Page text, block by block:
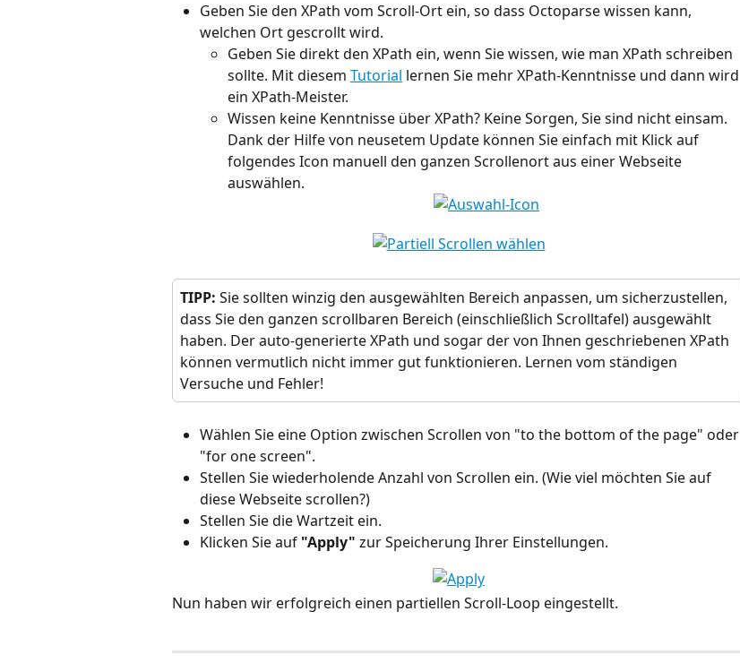
Geben Sie den XPath vom Scroll-Ort ein, so dass Octoparse wissen kann,
welchen Ort gescrollt wird.
Geben Sie direkt den XPath ein, wenn Sie wissen, wie man XPath schreiben
sollte. Mit diesem Tutorial lernen Sie mehr XPath-Kenntnisse und dann wird
ein XPath-Meister.
Wissen keine Kenntnisse über XPath? Keine Sorgen, Sie sind nicht einsam.
Dank der Hilfe von neusetem Update können Sie einfach mit Klick auf
folgendes Icon manuell den ganzen Scrollenort aus einer Webseite
auswählen.
TIPP: Sie sollten winzig den ausgewählten Bereich anpassen, um sicherzustellen,
dass Sie den ganzen scrollbaren Bereich (einschließlich Scrolltafel) ausgewählt
haben. Der auto-generierte XPath und sogar der von Ihnen geschriebenen XPath
können vermutlich nicht immer gut funktionieren. Lernen vom ständigen
Versuche und Fehler!
Wählen Sie eine Option zwischen Scrollen von "to the bottom of the page" oder
"for one screen".
Stellen Sie wiederholende Anzahl von Scrollen ein. (Wie viel möchten Sie auf
diese Webseite scrollen?)
Stellen Sie die Wartzeit ein.
Klicken Sie auf "Apply" zur Speicherung Ihrer Einstellungen.
Nun haben wir erfolgreich einen partiellen Scroll-Loop eingestellt.